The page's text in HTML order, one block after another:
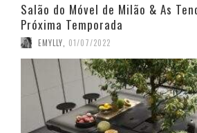
Salão do Móvel de Milão & As
Próxima Temporada
EMYLLY, 01/07/2022